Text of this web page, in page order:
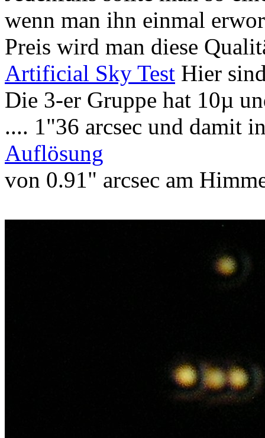
wenn man ihn einmal
Preis wird man diese
Artificial Sky Test Hier
Die 3-er Gruppe hat 10µ
.... 1"36 arcsec und damit
Auflösung
von 0.91" arcsec am